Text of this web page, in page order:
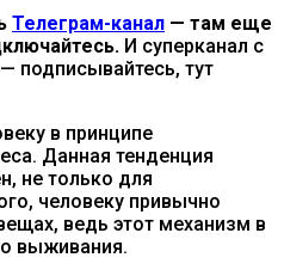
Телеграм-канал — там еще
И суперканал с
— подписывайтесь, тут
в принципе
Данная тенденция
не только для
человеку привычно
ведь этот механизм в
выживания.